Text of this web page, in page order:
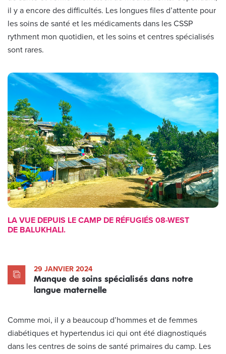
il y a encore des difficultés. Les longues files d’attente pour
les soins de santé et les médicaments dans les CSSP
rythment mon quotidien, et les soins et centres spécialisés
sont rares.
LA VUE DEPUIS LE CAMP DE RÉFUGIÉS 08-WEST
DE BALUKHALI.
29 JANVIER 2024
Manque de soins spécialisés dans notre
langue maternelle
Comme moi, il y a beaucoup d’hommes et de femmes
diabétiques et hypertendus ici qui ont été diagnostiqués
dans les centres de soins de santé primaires du camp. Les